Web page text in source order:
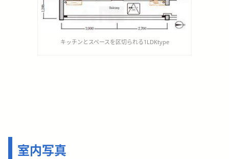
キッチンとスペースを区切られる1LDKtype
室内写真